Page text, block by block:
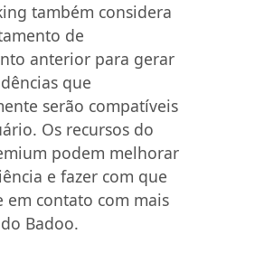
também considera
de
anterior para gerar
que
serão compatíveis
Os recursos do
podem melhorar
e fazer com que
em contato com mais
Badoo.